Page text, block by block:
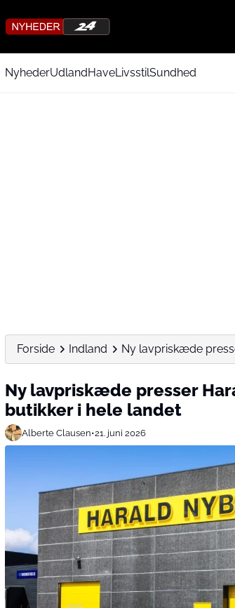
NyhederUdlandHaveLivsstilSundhed
Forside Indland Ny lavpriskæde
Ny lavpriskæde presser
butikker i hele landet
Alberte Clausen•21. juni 2026